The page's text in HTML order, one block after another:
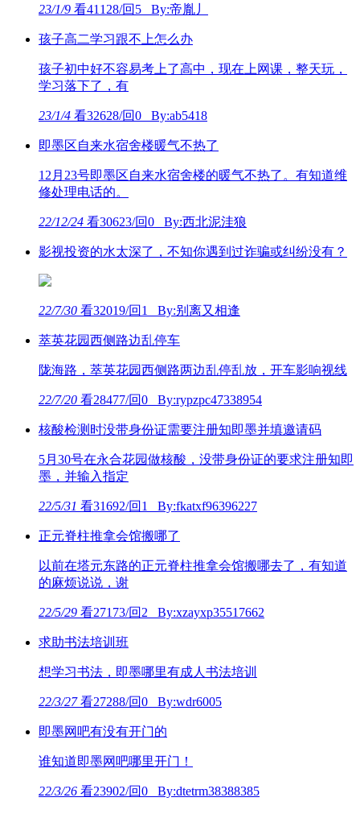
23/1/9 看41128/回5 By:帝胤丿
孩子高二学习跟不上怎么办
孩子初中好不容易考上了高中，现在上网课，整天玩，
学习落下了，有
23/1/4 看32628/回0 By:ab5418
即墨区自来水宿舍楼暖气不热了
12月23号即墨区自来水宿舍楼的暖气不热了。有知道维
修处理电话的。
22/12/24 看30623/回0 By:西北泥洼狼
影视投资的水太深了，不知你遇到过诈骗或纠纷没有？
22/7/30 看32019/回1 By:别离又相逢
萃英花园西侧路边乱停车
陇海路，萃英花园西侧路两边乱停乱放，开车影响视线
22/7/20 看28477/回0 By:rypzpc47338954
核酸检测时没带身份证需要注册知即墨并填邀请码
5月30号在永合花园做核酸，没带身份证的要求注册知即
墨，并输入指定
22/5/31 看31692/回1 By:fkatxf96396227
正元脊柱推拿会馆搬哪了
以前在塔元东路的正元脊柱推拿会馆搬哪去了，有知道
的麻烦说说，谢
22/5/29 看27173/回2 By:xzayxp35517662
求助书法培训班
想学习书法，即墨哪里有成人书法培训
22/3/27看27288/回0 By:wdr6005
即墨网吧有没有开门的
谁知道即墨网吧哪里开门！
22/3/26 看23902/回0 By:dtetrm38388385